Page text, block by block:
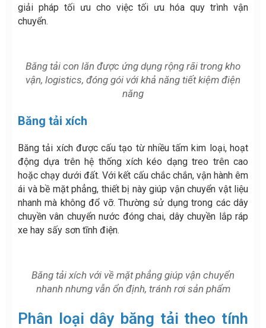
giải pháp tối ưu cho việc tối ưu hóa quy trình vận
chuyển.
Băng tải con lăn được ứng dụng rộng rãi trong kho
vận, logistics, đóng gói với khả năng tiết kiệm điện
năng
Băng tải xích
Băng tải xích được cấu tạo từ nhiều tấm kim loại, hoạt
động dựa trên hệ thống xích kéo dạng treo trên cao
hoặc chạy dưới đất. Với kết cấu chắc chắn, vận hành êm
ái và bề mặt phẳng, thiết bị này giúp vận chuyển vật liệu
nhanh mà không đổ vỡ. Thường sử dụng trong các dây
chuyền vân chuyển nước đóng chai, dây chuyền lắp ráp
xe hay sấy sơn tĩnh điện.
Băng tải xích với về mặt phẳng giúp vận chuyển
nhanh nhưng vẫn ổn định, tránh rơi sản phẩm
Phân loại dây băng tải theo tính